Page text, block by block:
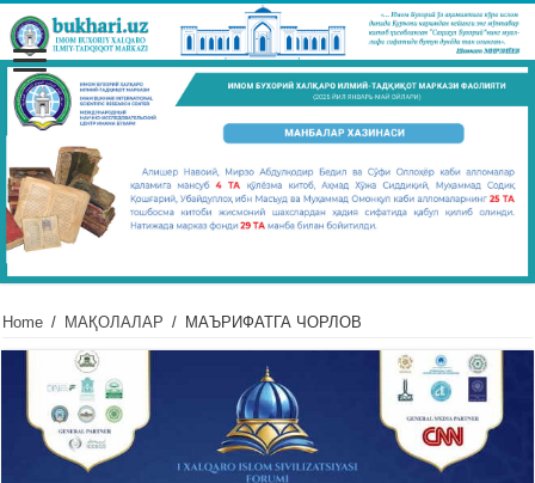
Home / МАҚОЛАЛАР / МАЪРИФАТГА ЧОРЛОВ